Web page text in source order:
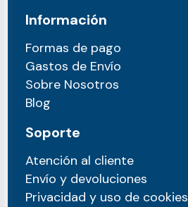
Información
Formas de pago
Gastos de Envío
Sobre Nosotros
Blog
Soporte
Atención al cliente
Envío y devoluciones
Privacidad y uso de cookies